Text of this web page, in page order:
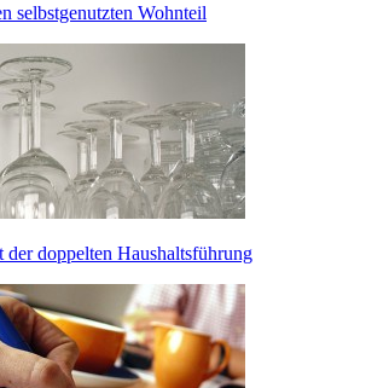
selbstgenutzten Wohnteil
doppelten Haushaltsführung